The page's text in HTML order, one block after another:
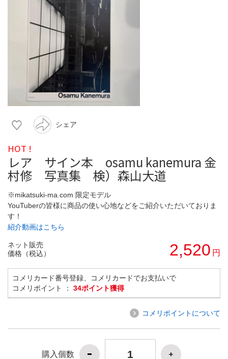
シェア
HOT !
レア サイン本 osamu kanemura 金
村修 写真集 検）森山大道
※mikatsuki-ma.com 限定モデル
YouTuberの皆様に商品の使い心地などをご紹介いただいておりま
す！
紹介動画はこちら
ネット販売
価格（税込）
2,520 円
コメリカード番号登録、コメリカードでお支払いで
コメリポイント ： 34ポイント獲得
コメリポイントについて
購入個数